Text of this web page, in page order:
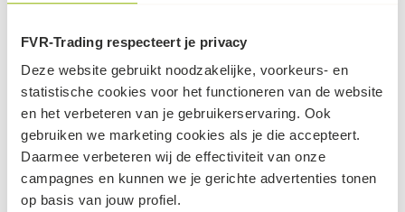
FVR-Trading respecteert je privacy
Deze website gebruikt noodzakelijke, voorkeurs- en
statistische cookies voor het functioneren van de website
en het verbeteren van je gebruikerservaring. Ook
gebruiken we marketing cookies als je die accepteert.
Daarmee verbeteren wij de effectiviteit van onze
campagnes en kunnen we je gerichte advertenties tonen
op basis van jouw profiel.
Gewicht:
300kg
Documenten
Specificaties Zandvangputten (pdf)
Dit kan ook nog knap handig zijn...